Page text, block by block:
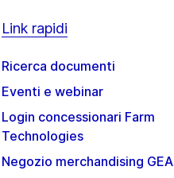
Link rapidi
Ricerca documenti
Eventi e webinar
Login concessionari Farm
Technologies
Negozio merchandising GEA